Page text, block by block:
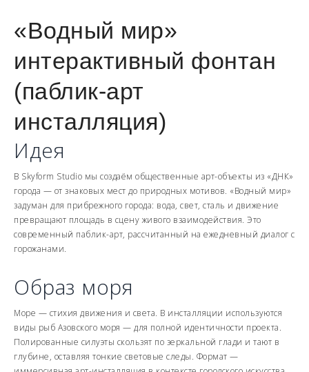
«Водный мир»
интерактивный фонтан
(паблик-арт
инсталляция)
Идея
В Skyform Studio мы создаём общественные арт-объекты из «ДНК»
города — от знаковых мест до природных мотивов. «Водный мир»
задуман для прибрежного города: вода, свет, сталь и движение
превращают площадь в сцену живого взаимодействия. Это
современный паблик-арт, рассчитанный на ежедневный диалог с
горожанами.
Образ моря
Море — стихия движения и света. В инсталляции используются
виды рыб Азовского моря — для полной идентичности проекта.
Полированные силуэты скользят по зеркальной глади и тают в
глубине, оставляя тонкие световые следы. Формат —